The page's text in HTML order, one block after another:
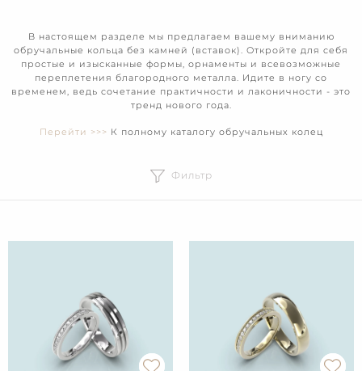
В настоящем разделе мы предлагаем вашему вниманию
обручальные кольца без камней (вставок). Откройте для себя
простые и изысканные формы, орнаменты и всевозможные
переплетения благородного металла. Идите в ногу со
временем, ведь сочетание практичности и лаконичности - это
тренд нового года.
Перейти >>> К полному каталогу обручальных колец
Фильтр